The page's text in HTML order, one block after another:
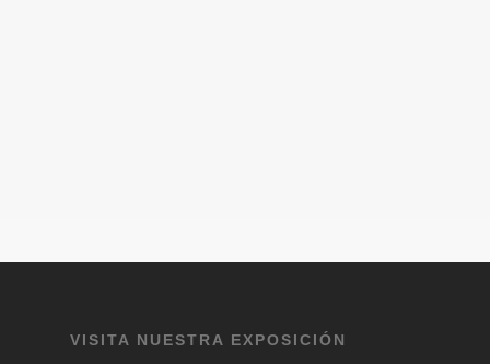
VISITA NUESTRA EXPOSICIÓN